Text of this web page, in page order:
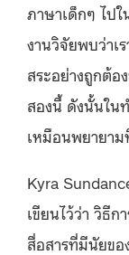
ภาษาเด็กๆ ไป
งานวิจัยพบว่าเ
สระอย่างถูกต้อ
สองนี้ ดังนั้นใน
เหมือนพยายาม
Kyra
เขียนไว้ว่า วิธีก
สื่อสารที่มีนัยขอ